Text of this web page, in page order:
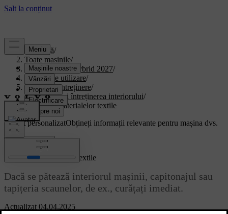
Asistență/
Toate mașinile/
XC90 Plug-in Hybrid 2027/
Manual de utilizare/
Îngrijire și întreținere/
Curățarea și întreținerea interiorului/
Curățarea materialelor textile
Suport personalizatObțineți informații relevante pentru mașina dvs.
Conectează-te
Actualizat 04.04.2025
Curățarea materialelor textile
Dacă se pătează interiorul mașinii, capitonajul sau
tapițeria scaunelor, de ex., curățați imediat.